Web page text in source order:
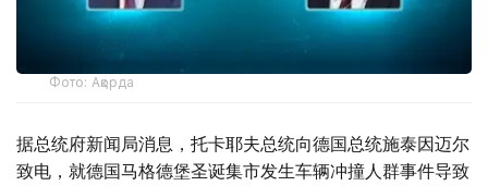
Фото: Ақорда
据总统府新闻局消息，托卡耶夫总统向德国总统施泰因迈尔
致电，就德国马格德堡圣诞集市发生车辆冲撞人群事件导致